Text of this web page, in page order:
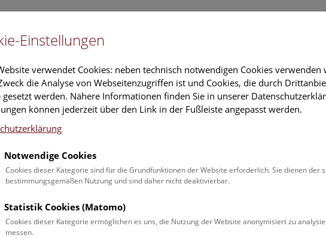
Forschung Führungen & Aktivitäten Deck 50
und Schulprogrammen finden Sie
Einstellungen
verwendet Cookies: neben technisch notwendigen Cookies verwenden
die Analyse von Webseitenzugriffen ist und Cookies, die durch
gesetzt werden. Nähere Informationen finden Sie in unserer
können jederzeit über den Link in der Fußleiste angepasst werden.
Notwendige Cookies
Cookies dieser Kategorie sind für die Grundfunktionen der Website erforderlich. Sie dienen der
bestimmungsgemäßen Nutzung und sind daher nicht deaktivierbar.
Statistik Cookies (Matomo)
Cookies dieser Kategorie ermöglichen es uns, die Nutzung der Website anonymisiert zu
messen.